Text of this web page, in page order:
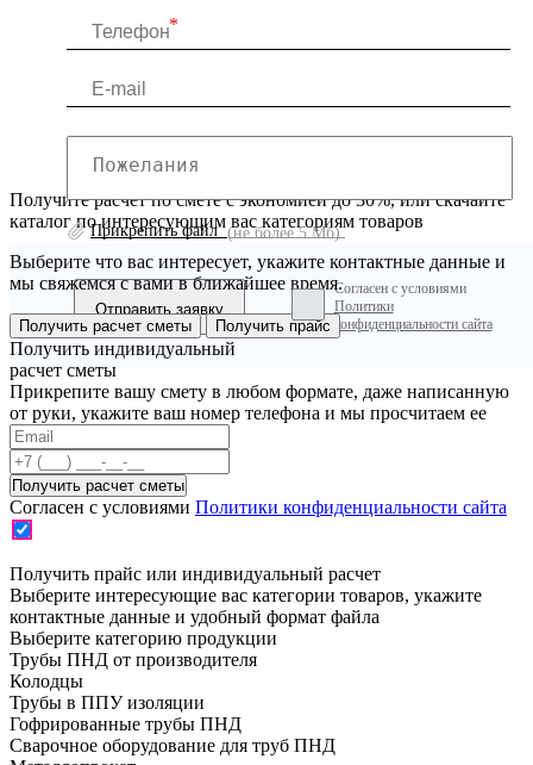
Прикрепить файл(не более 5 Мб)
Согласен с условиями
Политики
конфиденциальности сайта
Получите расчет по смете с экономией до 30%, или скачайте
каталог по интересующим вас категориям товаров
Выберите что вас интересует, укажите контактные данные и
мы свяжемся с вами в ближайшее время.
Получить расчет сметы Получить прайс
Получить индивидуальный
расчет сметы
Прикрепите вашу смету в любом формате, даже написанную
от руки, укажите ваш номер телефона и мы просчитаем ее
Согласен с условиями Политики конфиденциальности сайта
Получить прайс или индивидуальный расчет
Выберите интересующие вас категории товаров, укажите
контактные данные и удобный формат файла
Выберите категорию продукции
Трубы ПНД от производителя
Колодцы
Трубы в ППУ изоляции
Гофрированные трубы ПНД
Сварочное оборудование для труб ПНД